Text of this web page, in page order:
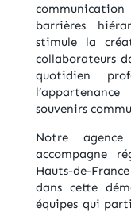
barrières
stimule la
collaborateurs
quotidien
souvenirs
Notre
accompagne
Hauts-de-
dans cette
équipes qui